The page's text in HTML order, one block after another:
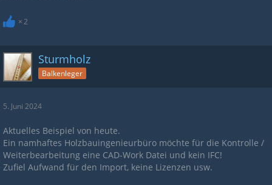
2
Sturmholz
Balkenleger
5. Juni 2024
Aktuelles Beispiel von heute.
Ein namhaftes Holzbauingenieurbüro möchte für die Kontrolle /
Weiterbearbeitung eine CAD-Work Datei und kein IFC!
Zufiel Aufwand für den Import, keine Lizenzen usw.